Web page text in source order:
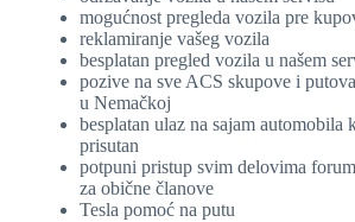
mogućnost pregleda vozila pre
reklamiranje vašeg vozila
besplatan pregled vozila u našem
pozive na sve ACS skupove i
u Nemačkoj
besplatan ulaz na sajam automobila
prisutan
potpuni pristup svim delovima
za obične članove
Tesla pomoć na putu